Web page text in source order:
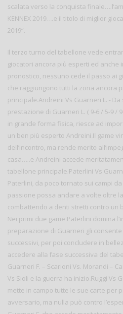
scalata verso la conquista
KENNEX 2019….e il titolo di miglior
2019“.
Il terzo turno del tabellone vede
giocatori ancora più esperti ed anche
pronostico, nessuno cede il passo ai
che raggiungono tutti la zona ancora
principale.Andreini Vs Guarneri L. -
prestazione di Guarneri L. ( 9-6 / 5-9 /
in grande forma fisica, riesce ad
un ben più esperto Andreini.Il game
dell’incontro, ma rende merito
casa…..e Andreini accede
tabellone principale.Paterlini Vs
Paterlini, da poco tornato sui campi
passione possa andare a volte oltre
combattendo a denti stretti contro un
Nei primi due game Paterlini domina
preparazione di Guarneri gli
successivi, per poi concludere in
accedere alla fase successiva del
Guarneri F. – Scarioni Vs. Morandi –
Vs Sioli e la guerra ha inizio.Ruggi Vs
mette in campo tutte le sue carte per
avversario, ma nulla può contro